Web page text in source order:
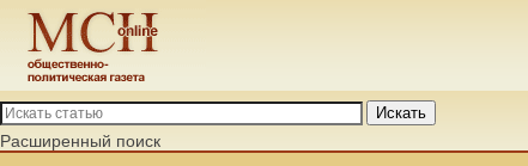
Искать
Расширенный поиск